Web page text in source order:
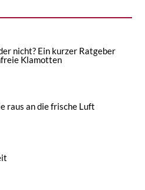
nicht? Ein kurzer Ratgeber
Klamotten
raus an die frische Luft